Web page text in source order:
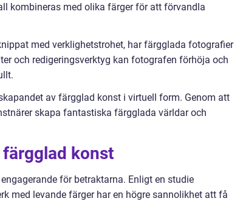
kombineras med olika färger för att förvandla
med verklighetstrohet, har färgglada fotografier
och redigeringsverktyg kan fotografen förhöja och
av färgglad konst i virtuell form. Genom att
skapa fantastiska färgglada världar och
konst
för betraktarna. Enligt en studie
med levande färger har en högre sannolikhet att få